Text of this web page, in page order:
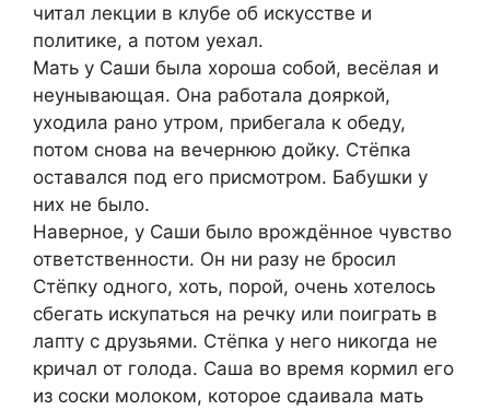
читал лекции в клубе об искусстве и
политике, а потом уехал.
Мать у Саши была хороша собой, весёлая и
неунывающая. Она работала дояркой,
уходила рано утром, прибегала к обеду,
потом снова на вечернюю дойку. Стёпка
оставался под его присмотром. Бабушки у
них не было.
Наверное, у Саши было врождённое чувство
ответственности. Он ни разу не бросил
Стёпку одного, хоть, порой, очень хотелось
сбегать искупаться на речку или поиграть в
лапту с друзьями. Стёпка у него никогда не
кричал от голода. Саша во время кормил его
из соски молоком, которое сдаивала мать